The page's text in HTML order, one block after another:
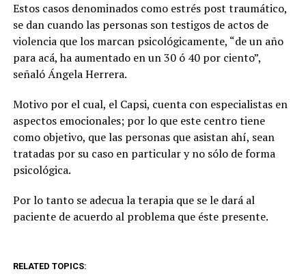
Estos casos denominados como estrés post traumático,
se dan cuando las personas son testigos de actos de
violencia que los marcan psicológicamente, “de un año
para acá, ha aumentado en un 30 ó 40 por ciento”,
señaló Ángela Herrera.
Motivo por el cual, el Capsi, cuenta con especialistas en
aspectos emocionales; por lo que este centro tiene
como objetivo, que las personas que asistan ahí, sean
tratadas por su caso en particular y no sólo de forma
psicológica.
Por lo tanto se adecua la terapia que se le dará al
paciente de acuerdo al problema que éste presente.
RELATED TOPICS: